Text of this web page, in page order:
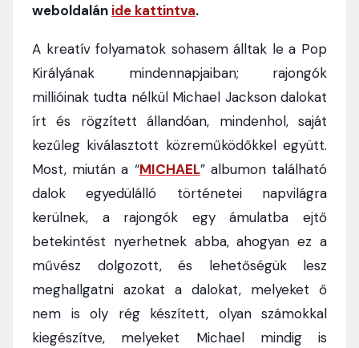
weboldalán ide kattintva.
A kreatív folyamatok sohasem álltak le a Pop
Királyának mindennapjaiban; rajongók
millióinak tudta nélkül Michael Jackson dalokat
írt és rögzített állandóan, mindenhol, saját
kezűleg kiválasztott közreműködőkkel együtt.
Most, miután a “MICHAEL” albumon található
dalok egyedülálló történetei napvilágra
kerülnek, a rajongók egy ámulatba ejtő
betekintést nyerhetnek abba, ahogyan ez a
művész dolgozott, és lehetőségük lesz
meghallgatni azokat a dalokat, melyeket ő
nem is oly rég készített, olyan számokkal
kiegészítve, melyeket Michael mindig is